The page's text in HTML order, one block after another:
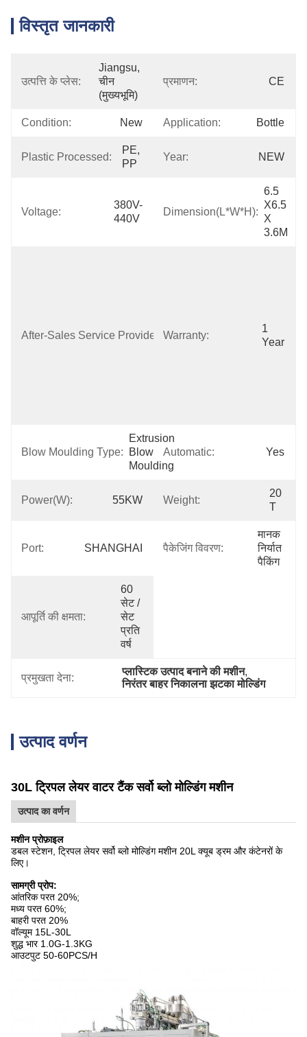
विस्तृत जानकारी
उत्पत्ति के प्लेस:
Jiangsu,
चीन
(मुख्यभूमि)
प्रमाणन: CE
Condition: New Application: Bottle
Plastic Processed:
PE,
PP
Year: NEW
Voltage:
380V-
440V
Dimension(L*W*H):
6.5
X6.5
X
3.6M
After-Sales Service Provided:
And Training,
Field
Warranty:
1
Year
Blow Moulding Type:
Extrusion
Blow
Moulding
Automatic: Yes
Power(W): 55KW Weight:
20
T
Port: SHANGHAI पैकेजिंग विवरण:
मानक
निर्यात
पैकिंग
आपूर्ति की क्षमता:
60
सेट /
सेट
प्रति
वर्ष
प्रमुखता देना:
प्लास्टिक उत्पाद बनाने की मशीन,
निरंतर बाहर निकालना झटका मोल्डिंग
उत्पाद वर्णन
30L ट्रिपल लेयर वाटर टैंक सर्वो ब्लो मोल्डिंग मशीन
उत्पाद का वर्णन
मशीन प्रोफ़ाइल
डबल स्टेशन, ट्रिपल लेयर सर्वो ब्लो मोल्डिंग मशीन 20L क्यूब ड्रम और कंटेनरों के
लिए।
सामग्री प्रोप:
आंतरिक परत 20%;
मध्य परत 60%;
बाहरी परत 20%
वॉल्यूम 15L-30L
शुद्ध भार 1.0G-1.3KG
आउटपुट 50-60PCS/H